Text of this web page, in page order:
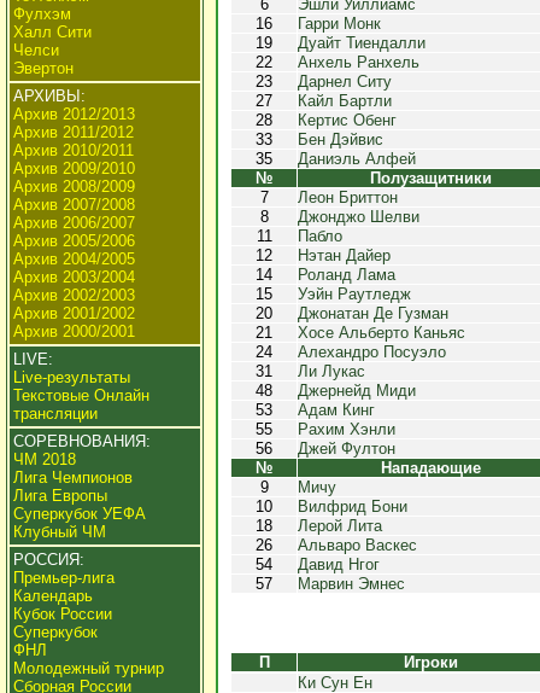
Фулхэм
Халл Сити
Челси
Эвертон
АРХИВЫ:
Архив 2012/2013
Архив 2011/2012
Архив 2010/2011
Архив 2009/2010
Архив 2008/2009
Архив 2007/2008
Архив 2006/2007
Архив 2005/2006
Архив 2004/2005
Архив 2003/2004
Архив 2002/2003
Архив 2001/2002
Архив 2000/2001
LIVE:
Live-результаты
Текстовые Онлайн
трансляции
СОРЕВНОВАНИЯ:
ЧМ 2018
Лига Чемпионов
Лига Европы
Суперкубок УЕФА
Клубный ЧМ
РОССИЯ:
Премьер-лига
Календарь
Кубок России
Суперкубок
ФНЛ
Молодежный турнир
Сборная России
6
Эшли Уиллиамс
16
Гарри Монк
19
Дуайт Тиендалли
22
Анхель Ранхель
23
Дарнел Ситу
27
Кайл Бартли
28
Кертис Обенг
33
Бен Дэйвис
35
Даниэль Алфей
№
Полузащитники
7
Леон Бриттон
8
Джонджо Шелви
11
Пабло
12
Нэтан Дайер
14
Роланд Лама
15
Уэйн Раутледж
20
Джонатан Де Гузман
21
Хосе Альберто Каньяс
24
Алехандро Посуэло
31
Ли Лукас
48
Джернейд Миди
53
Адам Кинг
55
Рахим Хэнли
56
Джей Фултон
№
Нападающие
9
Мичу
10
Вилфрид Бони
18
Лерой Лита
26
Альваро Васкес
54
Давид Нгог
57
Марвин Эмнес
П
Игроки
Ки Сун Ен